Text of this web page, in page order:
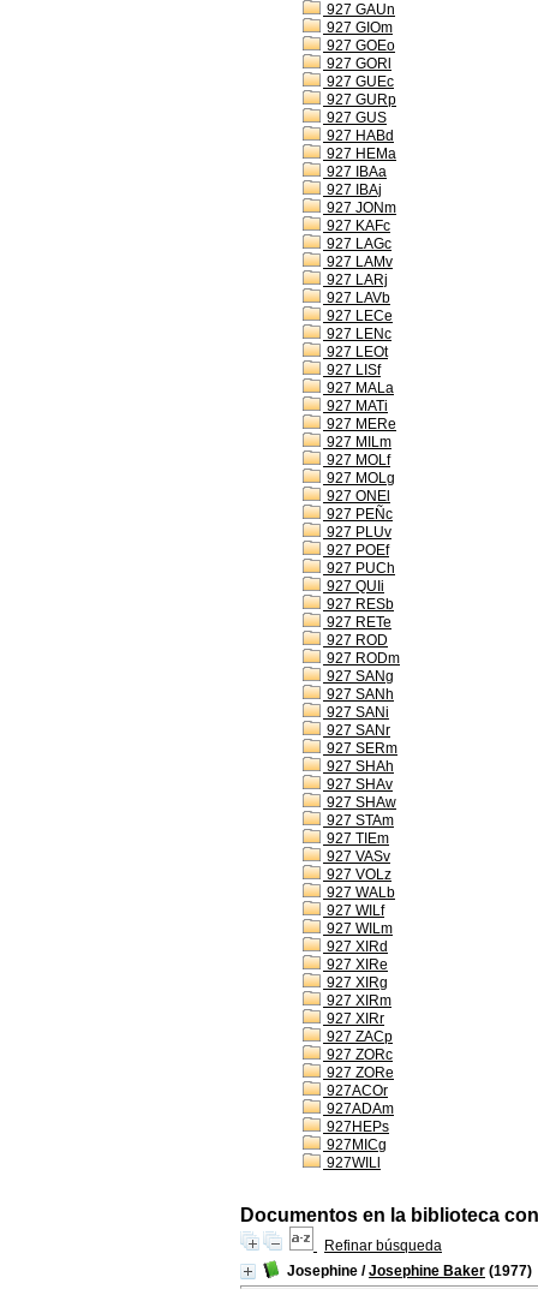
927 GAUn
927 GIOm
927 GOEo
927 GORl
927 GUEc
927 GURp
927 GUS
927 HABd
927 HEMa
927 IBAa
927 IBAj
927 JONm
927 KAFc
927 LAGc
927 LAMv
927 LARj
927 LAVb
927 LECe
927 LENc
927 LEOt
927 LISf
927 MALa
927 MATi
927 MERe
927 MILm
927 MOLf
927 MOLg
927 ONEl
927 PEÑc
927 PLUv
927 POEf
927 PUCh
927 QUIi
927 RESb
927 RETe
927 ROD
927 RODm
927 SANg
927 SANh
927 SANi
927 SANr
927 SERm
927 SHAh
927 SHAv
927 SHAw
927 STAm
927 TIEm
927 VASv
927 VOLz
927 WALb
927 WILf
927 WILm
927 XIRd
927 XIRe
927 XIRg
927 XIRm
927 XIRr
927 ZACp
927 ZORc
927 ZORe
927ACOr
927ADAm
927HEPs
927MICg
927WILl
Documentos en la biblioteca
Refinar búsqueda
Josephine /Josephine Baker (1977)